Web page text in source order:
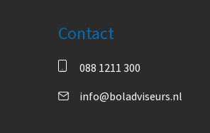
Contact
088 1211 300
info@boladviseurs.nl